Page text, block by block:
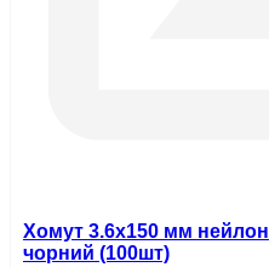
Хомут 3.6х150 мм нейлон
чорний (100шт)